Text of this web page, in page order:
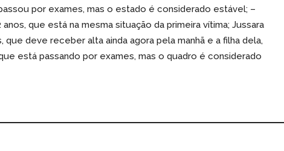
por exames, mas o estado é considerado estável; –
que está na mesma situação da primeira vítima; Jussara
deve receber alta ainda agora pela manhã e a filha dela,
está passando por exames, mas o quadro é considerado